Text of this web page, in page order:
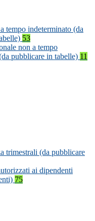
tempo indeterminato (da
53
non a tempo
pubblicare in tabelle) 11
trimestrali (da pubblicare
ai dipendenti
75